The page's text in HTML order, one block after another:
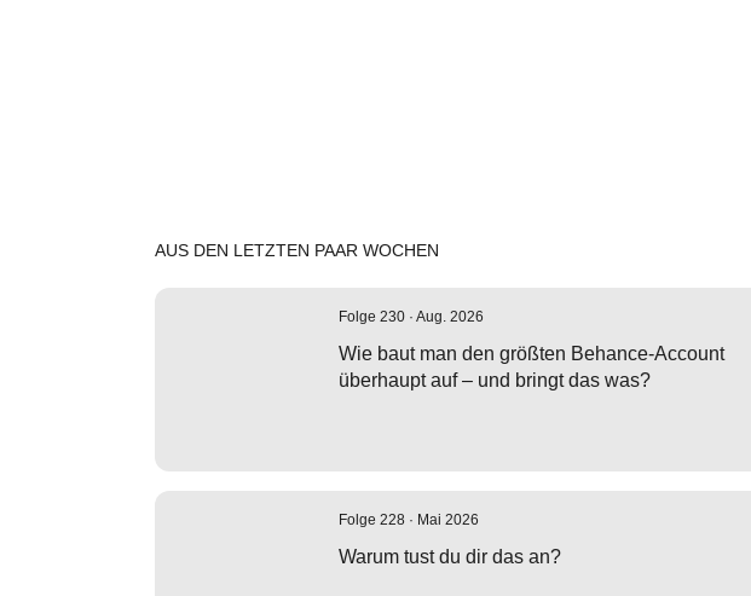
AUS DEN LETZTEN PAAR WOCHEN
Folge 230 · Aug. 2026
Wie baut man den größten Behance-Account
überhaupt auf – und bringt das was?
Folge 228 · Mai 2026
Warum tust du dir das an?